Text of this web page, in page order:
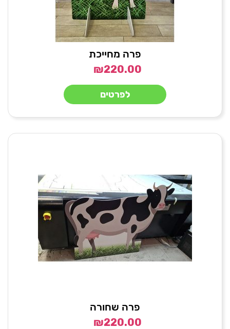
פרה מחייכת
₪220.00
לפרטים
פרה שחורה
₪220.00